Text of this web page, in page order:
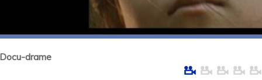
drame